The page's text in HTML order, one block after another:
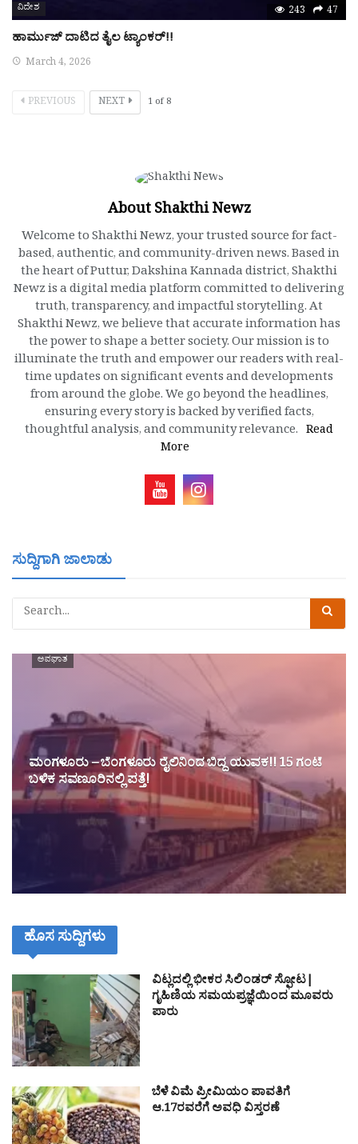
ವಿದೇಶ 243 47
ಹಾರ್ಮುಜ್ ದಾಟಿದ ತೈಲ ಟ್ಯಾಂಕರ್!!
March 4, 2026
PREVIOUS NEXT 1 of8
About Shakthi Newz
Welcome to Shakthi Newz, your trusted source for fact-
based, authentic, and community-driven news. Based in
the heart of Puttur, Dakshina Kannada district, Shakthi
Newz is a digital media platform committed to delivering
truth, transparency, and impactful storytelling. At
Shakthi Newz, we believe that accurate information has
the power to shape a better society. Our mission is to
illuminate the truth and empower our readers with real-
time updates on significant events and developments
from around the globe. We go beyond the headlines,
ensuring every story is backed by verified facts,
thoughtful analysis, and community relevance. Read
More
ಸುದ್ದಿಗಾಗಿ ಜಾಲಾಡು
ಅಪಘಾತ
ಮಂಗಳೂರು – ಬೆಂಗಳೂರು ರೈಲಿನಿಂದ ಬಿದ್ದ ಯುವಕ!! 15 ಗಂಟೆ
ಬಳಿಕ ಸವಣೂರಿನಲ್ಲಿ ಪತ್ತೆ!
ಹೊಸ ಸುದ್ದಿಗಳು
ವಿಟ್ಲದಲ್ಲಿ ಭೀಕರ ಸಿಲಿಂಡರ್ ಸ್ಫೋಟ|
ಗೃಹಿಣಿಯ ಸಮಯಪ್ರಜ್ಞೆಯಿಂದ ಮೂವರು
ಪಾರು
ಬೆಳೆ ವಿಮೆ ಪ್ರೀಮಿಯಂ ಪಾವತಿಗೆ
ಆ.17ರವರೆಗೆ ಅವಧಿ ವಿಸ್ತರಣೆ